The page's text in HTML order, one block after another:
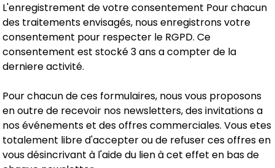
L'enregistrement de votre consentement Pour chacun
des traitements envisagés, nous enregistrons votre
consentement pour respecter le RGPD. Ce
consentement est stocké 3 ans a compter de la
derniere activité.
Pour chacun de ces formulaires, nous vous proposons
en outre de recevoir nos newsletters, des invitations a
nos événements et des offres commerciales. Vous etes
totalement libre d'accepter ou de refuser ces offres en
vous désincrivant à l'aide du lien à cet effet en bas de